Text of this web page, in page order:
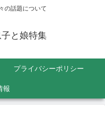
の話題について
と娘特集
プライバシーポリシー
報